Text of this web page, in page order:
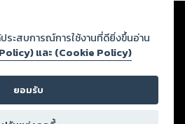
นเว็บไซต์และปรากฏว่าละเมิดสิทธิใน
อขัดต่อกฎหมายและศีลธรรม ดังนั้น ผู้อ่าน
ลั่นกรองด้วยตนเอง และหากท่านพบว่าส่วน
รม กรุณาแจ้งมายังบริษัท เพื่อทีมงานจะได้
ล็อกขอสงวนลิขสิทธิ์ตามพระราชบัญญัติ
ระสบการณ์การใช้งานที่ดียิ่งขึ้นอ่าน
และ (Cookie Policy)
ยอมรับ